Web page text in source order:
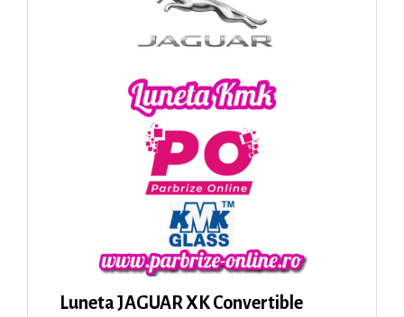
Luneta JAGUAR XK Convertible